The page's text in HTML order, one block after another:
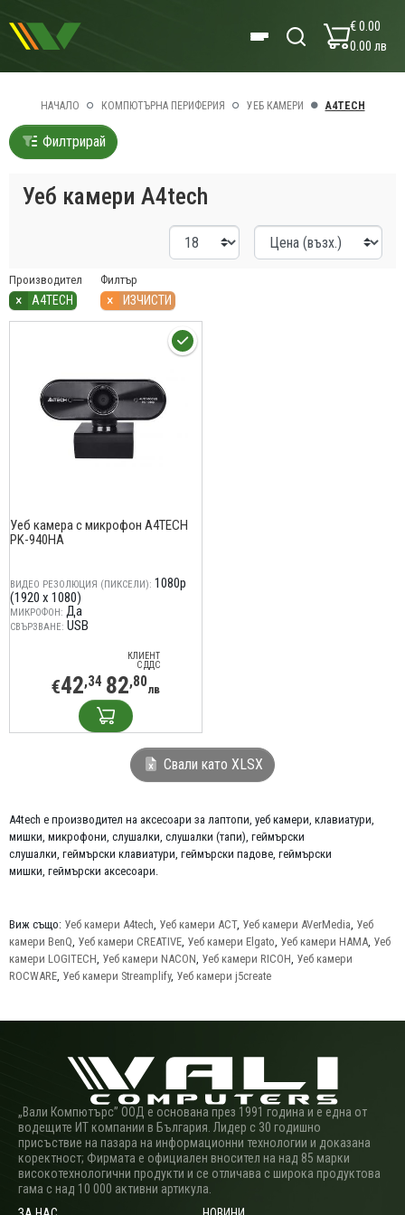
€ 0.00
0.00 лв
НАЧАЛО КОМПЮТЪРНА ПЕРИФЕРИЯ УЕБ КАМЕРИ A4TECH
Филтрирай
Уеб камери A4tech
Производител
× A4TECH
Филтър
× ИЗЧИСТИ
Уеб камера с микрофон A4TECH
PK-940HA
ВИДЕО РЕЗОЛЮЦИЯ (ПИКСЕЛИ): 1080p
(1920 x 1080)
МИКРОФОН: Да
СВЪРЗВАНЕ: USB
КЛИЕНТ
С ДДС
€42,34 82,80лв
Свали като XLSX
A4tech е производител на аксесоари за лаптопи, уеб камери, клавиатури,
мишки, микрофони, слушалки, слушалки (тапи), геймърски
слушалки, геймърски клавиатури, геймърски падове, геймърски
мишки, геймърски аксесоари.
Виж също: Уеб камери A4tech, Уеб камери ACT, Уеб камери AVerMedia, Уеб
камери BenQ, Уеб камери CREATIVE, Уеб камери Elgato, Уеб камери HAMA, Уеб
камери LOGITECH, Уеб камери NACON, Уеб камери RICOH, Уеб камери
ROCWARE, Уеб камери Streamplify, Уеб камери j5create
„Вали Компютърс” ООД е основана през 1991 година и е една от
водещите ИТ компании в България. Лидер с 30 годишно
присъствие на пазара на информационни технологии и доказана
коректност; Фирмата е официален вносител на над 85 марки
високотехнологични продукти и се отличава с широка продуктова
гама с над 10 000 активни артикула.